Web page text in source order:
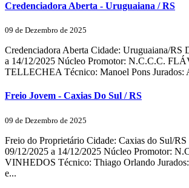
Credenciadora Aberta - Uruguaiana / RS
09 de Dezembro de 2025
Credenciadora Aberta Cidade: Uruguaiana/RS
a 14/12/2025 Núcleo Promotor: N.C.C.C.
TELLECHEA Técnico: Manoel Pons Jurados:
Freio Jovem - Caxias Do Sul / RS
09 de Dezembro de 2025
Freio do Proprietário Cidade: Caxias do Sul/RS
09/12/2025 a 14/12/2025 Núcleo Promotor:
VINHEDOS Técnico: Thiago Orlando
e...